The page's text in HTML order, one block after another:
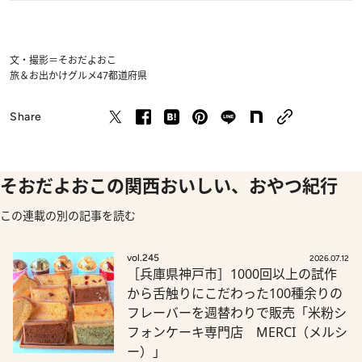
文・撮影＝そおだよおこ
旅＆お出かけグルメ47都道府県
Share
そおだよおこの関西おいしい、おやつ紀行
この連載の別の記事を読む
vol.245 2026.07.12
［兵庫県神戸市］1000回以上の試作
から舌触りにこだわった100種余りの
フレーバーを週替わりで販売「米粉シ
フォンケーキ専門店 MERCI（メルシ
ー）」